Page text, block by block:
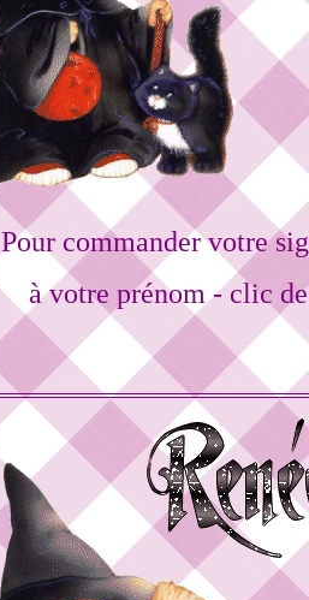
Pour commander votre
à votre prénom - clic